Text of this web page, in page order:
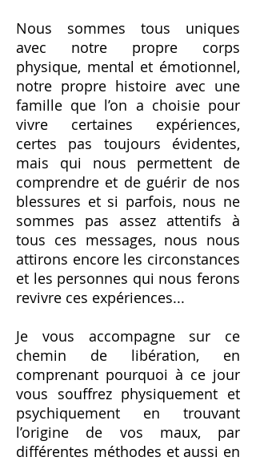
Nous sommes tous uniques
avec notre propre corps
physique, mental et émotionnel,
notre propre histoire avec une
famille que l’on a choisie pour
vivre certaines expériences,
certes pas toujours évidentes,
mais qui nous permettent de
comprendre et de guérir de nos
blessures et si parfois, nous ne
sommes pas assez attentifs à
tous ces messages, nous nous
attirons encore les circonstances
et les personnes qui nous ferons
revivre ces expériences...
Je vous accompagne sur ce
chemin de libération, en
comprenant pourquoi à ce jour
vous souffrez physiquement et
psychiquement en trouvant
l’origine de vos maux, par
différentes méthodes et aussi en